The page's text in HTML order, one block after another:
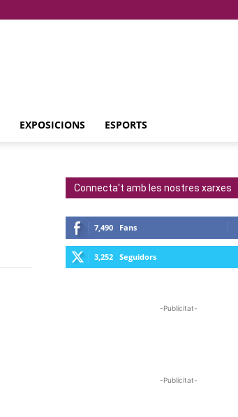
EXPOSICIONS ESPORTS
Connecta't amb les nostres xarxes
7,490 Fans
3,252 Seguidors
-Publicitat-
-Publicitat-